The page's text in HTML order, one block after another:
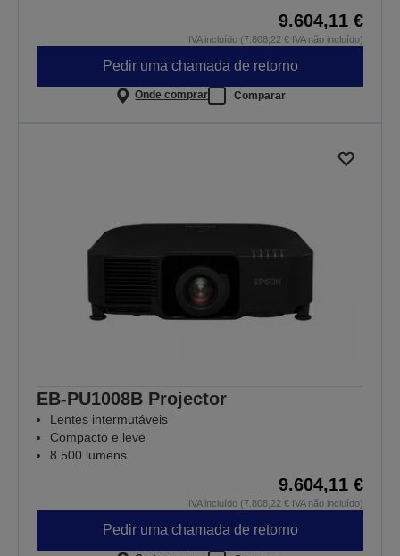
9.604,11 €
IVA incluído (7.808,22 € IVA não incluído)
Pedir uma chamada de retorno
Onde comprar Comparar
EB-PU1008B Projector
Lentes intermutáveis
Compacto e leve
8.500 lumens
9.604,11 €
IVA incluído (7.808,22 € IVA não incluído)
Pedir uma chamada de retorno